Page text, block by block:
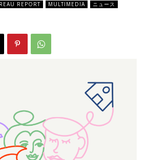
REPORT MULTIMEDIA ニュース